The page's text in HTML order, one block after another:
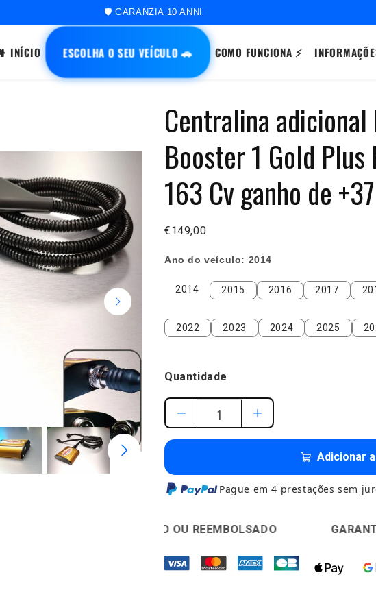
🚀 ORDINE SPEDITO ENTRO 48 ORE
INÍCIO ESCOLHA O SEU VEÍCULO 🚗 COMO FUNCIONA ⚡
Centralina adicional
Booster 1 Gold
163 Cv ganho de
€149,00
Ano do veículo: 2014
2014
2014 2015
2015 2016
2016 2017
2017 2018
2022
2022 2023
2023 2024
2024 2025
2025
Quantidade
Adicionar
Pague em 4 prestações sem
SATISFEITO OU REEMBOLSADO 🛡️GARANTIA DE 10 ANOS